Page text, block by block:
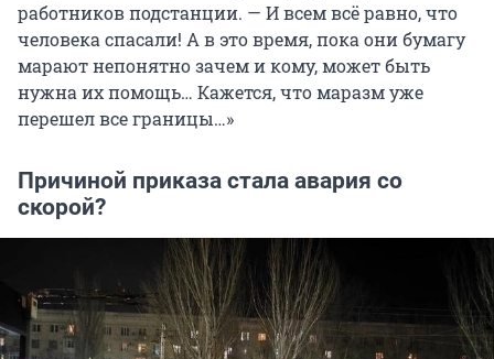
работников подстанции. — И всем всё равно, что
человека спасали! А в это время, пока они бумагу
марают непонятно зачем и кому, может быть
нужна их помощь… Кажется, что маразм уже
перешел все границы…»
Причиной приказа стала авария со
скорой?